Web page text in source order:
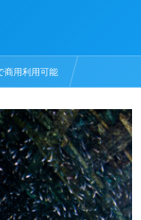
商用利用可能